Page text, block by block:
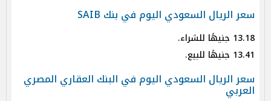
سعر الريال السعودي اليوم في بنك SAIB
13.18 جنيهًا للشراء.
13.41 جنيهًا للبيع.
سعر الريال السعودي اليوم في البنك العقاري المصري
العربي